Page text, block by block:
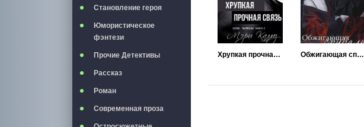
Становление героя
Юмористическое
фэнтези
Прочие Детективы
Рассказ
Роман
Современная проза
Хрупкая прочная связь Обжигающая спираль